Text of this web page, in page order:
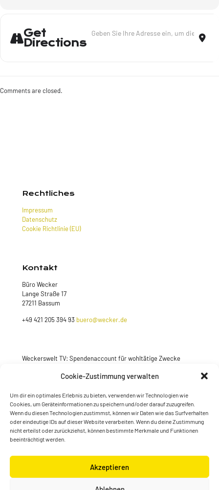
Cookie-Zustimmung verwalten
Um dir ein optimales Erlebnis zu bieten, verwenden wir Technologien wie
Cookies, um Geräteinformationen zu speichern und/oder darauf zuzugreifen.
Wenn du diesen Technologien zustimmst, können wir Daten wie das Surfverhalten
oder eindeutige IDs auf dieser Website verarbeiten. Wenn du deine Zustimmung
nicht erteilst oder zurückziehst, können bestimmte Merkmale und Funktionen
beeinträchtigt werden.
Akzeptieren
Get
Directions
Comments are closed.
Rechtliches
Impressum
Datenschutz
Cookie Richtlinie (EU)
Kontakt
Büro Wecker
Lange Straße 17
27211 Bassum
+49 421 205 394 93 buero@wecker.de
Weckerswelt TV: Spendenaccount für wohltätige Zwecke
Jetzt spenden
© Konstantin Wecker | gestaltet von